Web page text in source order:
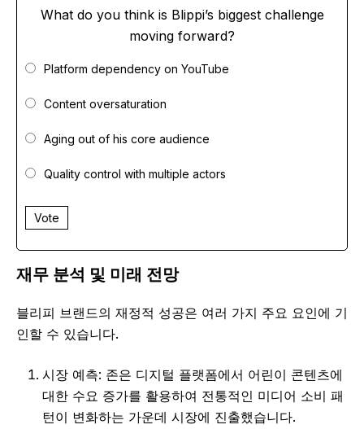
What do you think is Blippi’s biggest challenge
moving forward?
Platform dependency on YouTube
Content oversaturation
Aging out of his core audience
Quality control with multiple actors
Vote
재무 분석 및 미래 전망
블리피 브랜드의 재정적 성공은 여러 가지 주요 요인에 기
인할 수 있습니다.
시장 예측: 존은 디지털 플랫폼에서 어린이 콘텐츠에
대한 수요 증가를 활용하여 전통적인 미디어 소비 패
턴이 변화하는 가운데 시장에 진출했습니다.